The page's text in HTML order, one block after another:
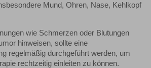
Mund, Ohren, Nase, Kehlkopf
wie Schmerzen oder Blutungen
hinweisen, sollte eine
regelmäßig durchgeführt werden, um
rechtzeitig einleiten zu können.